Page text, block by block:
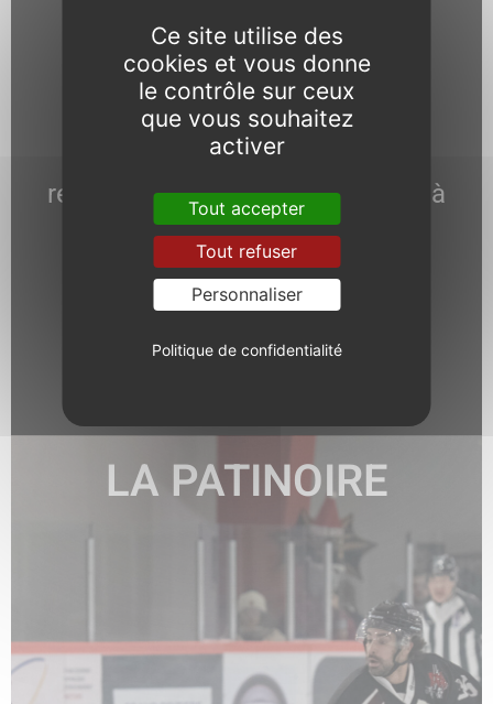
Pour toute question relative
aux réseaux sociaux, notre
responsable communication est à
votre écoute.
LA PATINOIRE
Ce site utilise des
cookies et vous donne
le contrôle sur ceux
que vous souhaitez
activer
Tout accepter
Tout refuser
Personnaliser
Politique de confidentialité